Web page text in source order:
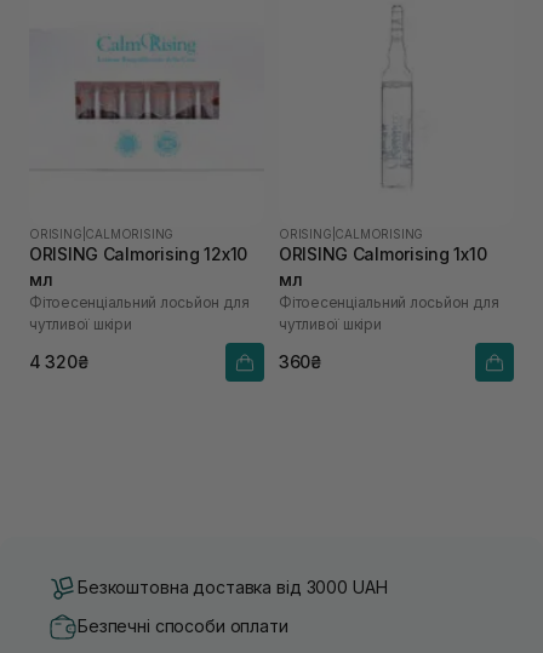
ORISING CALMORISING
ORISING Calmorising 12х10
мл
Фітоесенціальний лосьйон для
чутливої шкіри
4 320₴
ORISING CALMORISING
ORISING Calmorising 1х10
мл
Фітоесенціальний лосьйон для
чутливої шкіри
360₴
Безкоштовна доставка від 3000 UAH
Безпечні способи оплати